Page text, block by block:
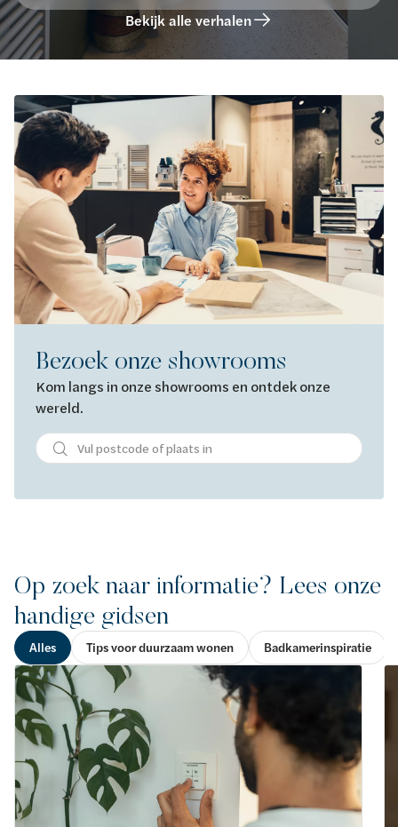
Bekijk alle verhalen
Bezoek onze showrooms
Kom langs in onze showrooms en ontdek onze
wereld.
Op zoek naar informatie? Lees onze
handige gidsen
Alles Tips voor duurzaam wonen Badkamerinspiratie